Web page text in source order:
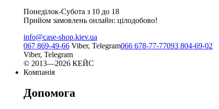
Понеділок-Субота з 10 до 18
Прийом замовлень онлайн: цілодобово!
info@case-shop.kiev.ua
067 869-49-66 Viber, Telegram066 678-77-77093 804-69-02
Viber, Telegram
© 2013—2026 КЕЙС
Компанія
Допомога